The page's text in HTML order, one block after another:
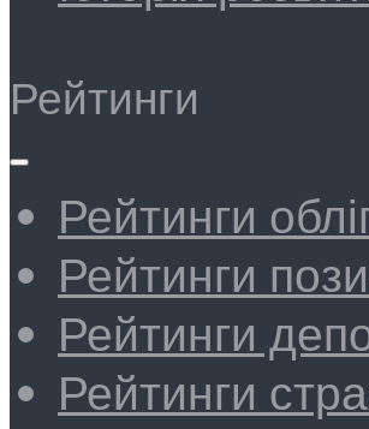
Рейтинги
Рейтинги
Рейтинги
Рейтинги
Рейтинги